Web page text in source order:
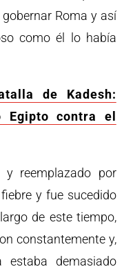
Roma y así
como él lo había
de Kadesh:
Egipto contra el
y reemplazado por
y fue sucedido
de este tiempo,
constantemente y,
demasiado